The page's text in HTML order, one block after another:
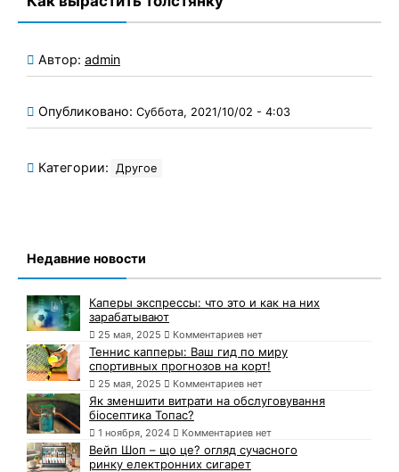
Автор: admin
Опубликовано: Суббота, 2021/10/02 - 4:03
Категории: Другое
Недавние новости
Каперы экспрессы: что это и как на них
зарабатывают
25 мая, 2025 Комментариев нет
Теннис капперы: Ваш гид по миру
спортивных прогнозов на корт!
25 мая, 2025 Комментариев нет
Як зменшити витрати на обслуговування
біосептика Топас?
1 ноября, 2024 Комментариев нет
Вейп Шоп – що це? огляд сучасного
ринку електронних сигарет